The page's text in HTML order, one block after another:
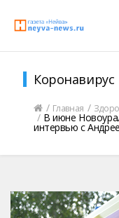
Коронавирус
Главная
В июне
интервью с